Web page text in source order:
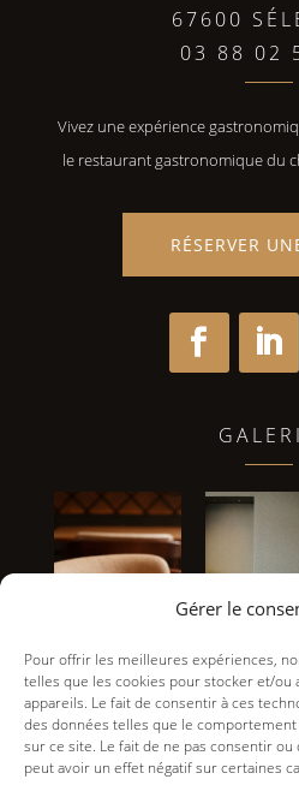
Gérer le
Pour offrir les meilleures expériences,
telles que les cookies pour stocker et/ou
appareils. Le fait de consentir à ces
des données telles que le
sur ce site. Le fait de ne pas consentir
peut avoir un effet négatif sur certaines
67600
03 88 02
Vivez une expérience
le restaurant gastronomique du
RÉSERVER